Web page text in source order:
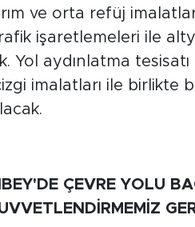
ve orta refüj
işaretlemeleri ile
Yol aydınlatma
imalatları ile birlikte
ÇEVRE YOLU